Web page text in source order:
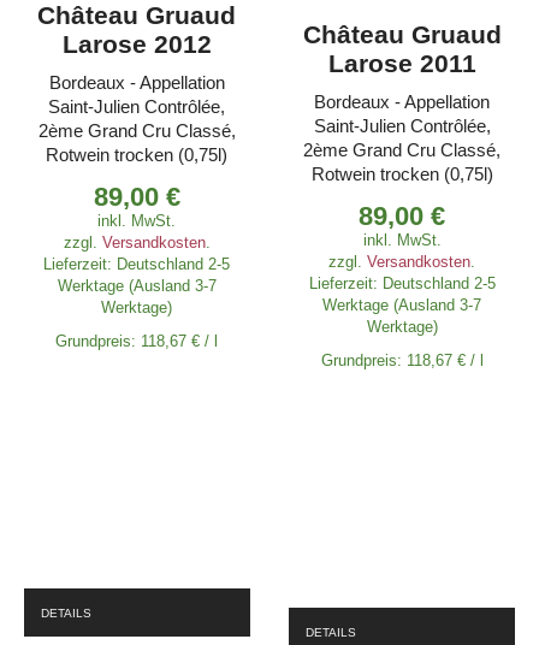
Château Gruaud
Larose 2012
Bordeaux - Appellation
Saint-Julien Contrôlée,
2ème Grand Cru Classé,
Rotwein trocken (0,75l)
89,00 €
inkl. MwSt.
zzgl. Versandkosten.
Lieferzeit: Deutschland 2-5
Werktage (Ausland 3-7
Werktage)
Grundpreis: 118,67€ /
Château Gruaud
Larose 2011
Bordeaux - Appellation
Saint-Julien Contrôlée,
2ème Grand Cru Classé,
Rotwein trocken (0,75l)
89,00€
inkl. MwSt.
zzgl.Versandkosten.
Lieferzeit: Deutschland 2-5
Werktage (Ausland 3-7
Werktage)
Grundpreis: 118,67 €/
DETAILS
DETAILS